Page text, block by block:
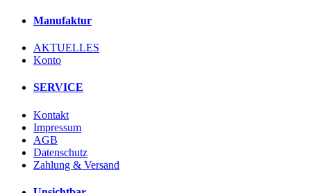
Manufaktur
AKTUELLES
Konto
SERVICE
Kontakt
Impressum
AGB
Datenschutz
Zahlung & Versand